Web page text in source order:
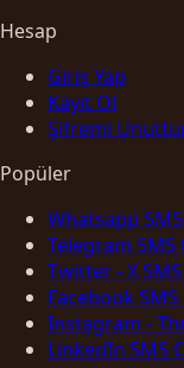
Hesap
Giriş Yap
Kayıt Ol
Şifremi
Popüler
Whatsapp SMS
Telegram SMS
Twitter - X SMS
Facebook SMS
Instagram -
LinkedIn SMS